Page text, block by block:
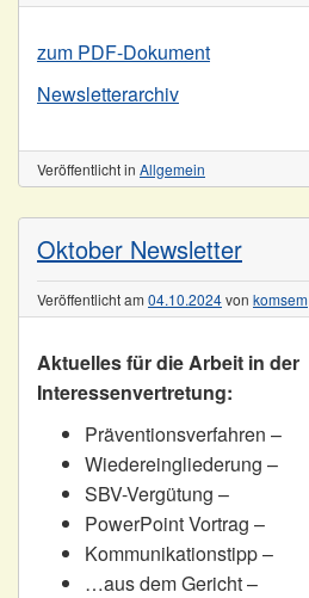
zum PDF-Dokument
Newsletterarchiv
Veröffentlicht in Allgemein
Oktober Newsletter
Veröffentlicht am 04.10.2024von komsem
Aktuelles für die Arbeit in der
Interessenvertretung:
Präventionsverfahren –
Wiedereingliederung –
SBV-Vergütung –
PowerPoint Vortrag –
Kommunikationstipp –
…aus dem Gericht –